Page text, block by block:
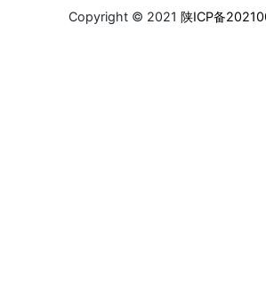
Copyright © 2021陕ICP备